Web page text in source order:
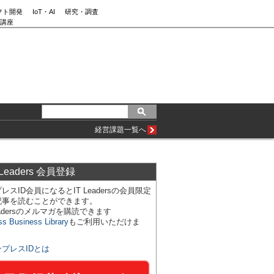
ト開発 IoT・AI
研究・調査
座
経営課題一覧へ
会員登録
スID会員になるとIT Leadersの会員限定
を読むことができます。
のメルマガを購読できます
Business Libraryもご利用いただけま
プレスIDとは